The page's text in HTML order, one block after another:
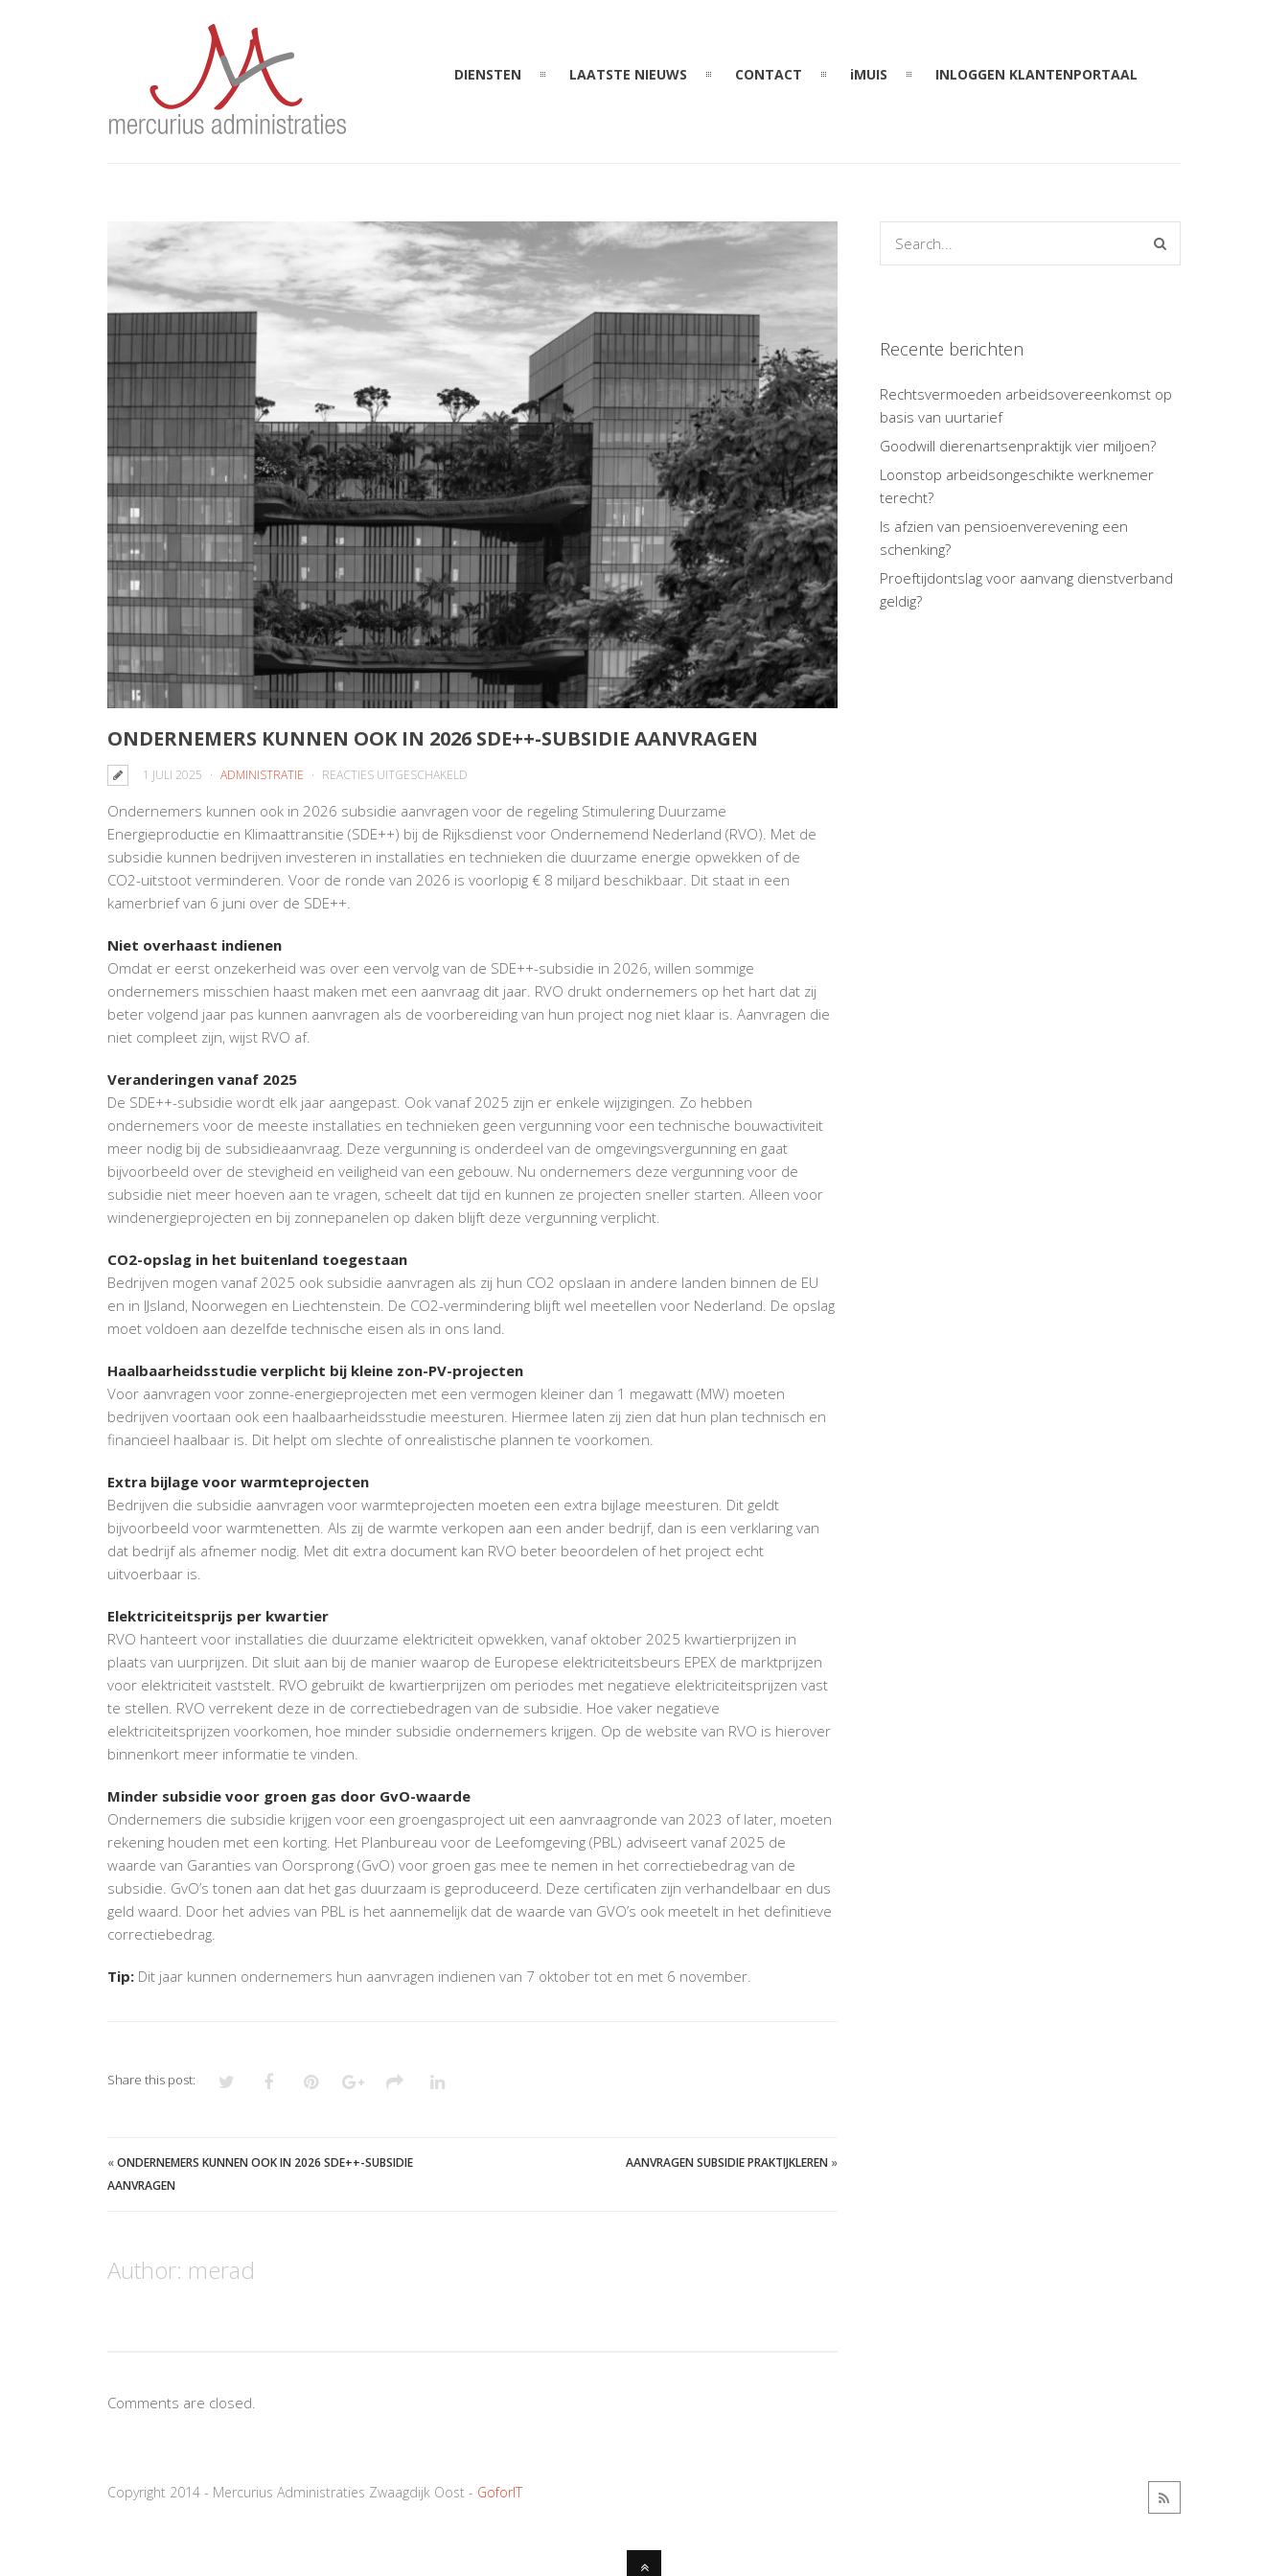
DIENSTEN LAATSTE NIEUWS CONTACT iMUIS INLOGGEN KLANTENPORTAAL
ONDERNEMERS KUNNEN OOK IN 2026 SDE++-SUBSIDIE AANVRAGEN
1 JULI 2025 ADMINISTRATIE REACTIES UITGESCHAKELD
KUNNEN
OOK
IN
2026
Ondernemers kunnen ook in 2026 subsidie aanvragen voor de regeling Stimulering Duurzame
Energieproductie en Klimaattransitie (SDE++) bij de Rijksdienst voor Ondernemend Nederland (RVO). Met de
subsidie kunnen bedrijven investeren in installaties en technieken die duurzame energie opwekken of de
CO2-uitstoot verminderen. Voor de ronde van 2026 is voorlopig € 8 miljard beschikbaar. Dit staat in een
kamerbrief van 6 juni over de SDE++.
Niet overhaast indienen
Omdat er eerst onzekerheid was over een vervolg van de SDE++-subsidie in 2026, willen sommige
ondernemers misschien haast maken met een aanvraag dit jaar. RVO drukt ondernemers op het hart dat zij
beter volgend jaar pas kunnen aanvragen als de voorbereiding van hun project nog niet klaar is. Aanvragen die
niet compleet zijn, wijst RVO af.
Veranderingen vanaf 2025
De SDE++-subsidie wordt elk jaar aangepast. Ook vanaf 2025 zijn er enkele wijzigingen. Zo hebben
ondernemers voor de meeste installaties en technieken geen vergunning voor een technische bouwactiviteit
meer nodig bij de subsidieaanvraag. Deze vergunning is onderdeel van de omgevingsvergunning en gaat
bijvoorbeeld over de stevigheid en veiligheid van een gebouw. Nu ondernemers deze vergunning voor de
subsidie niet meer hoeven aan te vragen, scheelt dat tijd en kunnen ze projecten sneller starten. Alleen voor
windenergieprojecten en bij zonnepanelen op daken blijft deze vergunning verplicht.
CO2-opslag in het buitenland toegestaan
Bedrijven mogen vanaf 2025 ook subsidie aanvragen als zij hun CO2 opslaan in andere landen binnen de EU
en in IJsland, Noorwegen en Liechtenstein. De CO2-vermindering blijft wel meetellen voor Nederland. De opslag
moet voldoen aan dezelfde technische eisen als in ons land.
Haalbaarheidsstudie verplicht bij kleine zon-PV-projecten
Voor aanvragen voor zonne-energieprojecten met een vermogen kleiner dan 1 megawatt (MW) moeten
bedrijven voortaan ook een haalbaarheidsstudie meesturen. Hiermee laten zij zien dat hun plan technisch en
financieel haalbaar is. Dit helpt om slechte of onrealistische plannen te voorkomen.
Extra bijlage voor warmteprojecten
Bedrijven die subsidie aanvragen voor warmteprojecten moeten een extra bijlage meesturen. Dit geldt
bijvoorbeeld voor warmtenetten. Als zij de warmte verkopen aan een ander bedrijf, dan is een verklaring van
dat bedrijf als afnemer nodig. Met dit extra document kan RVO beter beoordelen of het project echt
uitvoerbaar is.
Elektriciteitsprijs per kwartier
RVO hanteert voor installaties die duurzame elektriciteit opwekken, vanaf oktober 2025 kwartierprijzen in
plaats van uurprijzen. Dit sluit aan bij de manier waarop de Europese elektriciteitsbeurs EPEX de marktprijzen
voor elektriciteit vaststelt. RVO gebruikt de kwartierprijzen om periodes met negatieve elektriciteitsprijzen vast
te stellen. RVO verrekent deze in de correctiebedragen van de subsidie. Hoe vaker negatieve
elektriciteitsprijzen voorkomen, hoe minder subsidie ondernemers krijgen. Op de website van RVO is hierover
binnenkort meer informatie te vinden.
Minder subsidie voor groen gas door GvO-waarde
Ondernemers die subsidie krijgen voor een groengasproject uit een aanvraagronde van 2023 of later, moeten
rekening houden met een korting. Het Planbureau voor de Leefomgeving (PBL) adviseert vanaf 2025 de
waarde van Garanties van Oorsprong (GvO) voor groen gas mee te nemen in het correctiebedrag van de
subsidie. GvO’s tonen aan dat het gas duurzaam is geproduceerd. Deze certificaten zijn verhandelbaar en dus
geld waard. Door het advies van PBL is het aannemelijk dat de waarde van GVO’s ook meetelt in het definitieve
correctiebedrag.
Tip: Dit jaar kunnen ondernemers hun aanvragen indienen van 7 oktober tot en met 6 november.
Share this post:
«ONDERNEMERS KUNNEN OOK IN 2026 SDE++-SUBSIDIE
AANVRAGEN
AANVRAGEN SUBSIDIE PRAKTIJKLEREN »
Author: merad
Comments are closed.
Recente berichten
Rechtsvermoeden arbeidsovereenkomst op
basis van uurtarief
Goodwill dierenartsenpraktijk vier miljoen?
Loonstop arbeidsongeschikte werknemer
terecht?
Is afzien van pensioenverevening een
schenking?
Proeftijdontslag voor aanvang dienstverband
geldig?
Copyright 2014 - Mercurius Administraties Zwaagdijk Oost - GoforIT